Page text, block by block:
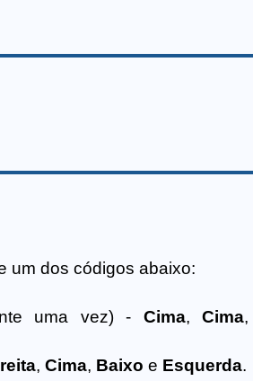
um dos códigos abaixo:
uma vez) - Cima,Cima,
, Cima, Baixo e Esquerda.